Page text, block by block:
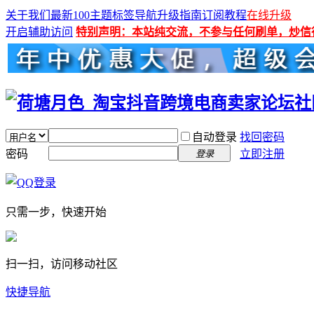
关于我们 最新100主题标签导航升级指南订阅教程在线升级
开启辅助访问 特别声明：本站纯交流，不参与任何刷单，炒信
自动登录 找回密码
密码
登录 立即注册
只需一步，快速开始
扫一扫，访问移动社区
快捷导航